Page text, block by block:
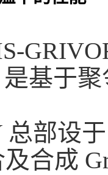
基于
总部设
合成